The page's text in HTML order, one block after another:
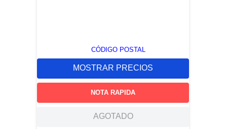
CÓDIGO POSTAL
MOSTRAR PRECIOS
NOTA RAPIDA
AGOTADO